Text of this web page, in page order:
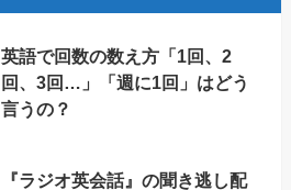
英語で回数の数え方「1回、2
回、3回…」「週に1回」はどう
言うの？
『ラジオ英会話』の聞き逃し配